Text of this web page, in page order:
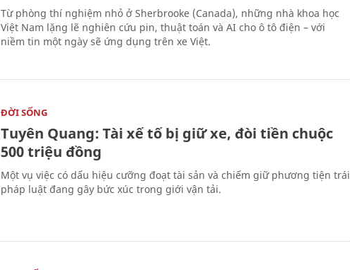
Từ phòng thí nghiệm nhỏ ở Sherbrooke (Canada), những nhà khoa học
Việt Nam lặng lẽ nghiên cứu pin, thuật toán và AI cho ô tô điện – với
niềm tin một ngày sẽ ứng dụng trên xe Việt.
ĐỜI SỐNG
Tuyên Quang: Tài xế tố bị giữ xe, đòi tiền chuộc
500 triệu đồng
Một vụ việc có dấu hiệu cưỡng đoạt tài sản và chiếm giữ phương tiện trái
pháp luật đang gây bức xúc trong giới vận tải.